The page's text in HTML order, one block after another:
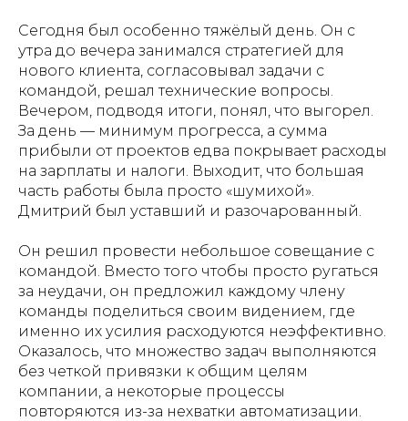
Сегодня был особенно тяжёлый день. Он с
утра до вечера занимался стратегией для
нового клиента, согласовывал задачи с
командой, решал технические вопросы.
Вечером, подводя итоги, понял, что выгорел.
За день — минимум прогресса, а сумма
прибыли от проектов едва покрывает расходы
на зарплаты и налоги. Выходит, что большая
часть работы была просто «шумихой».
Дмитрий был уставший и разочарованный.
Он решил провести небольшое совещание с
командой. Вместо того чтобы просто ругаться
за неудачи, он предложил каждому члену
команды поделиться своим видением, где
именно их усилия расходуются неэффективно.
Оказалось, что множество задач выполняются
без четкой привязки к общим целям
компании, а некоторые процессы
повторяются из-за нехватки автоматизации.